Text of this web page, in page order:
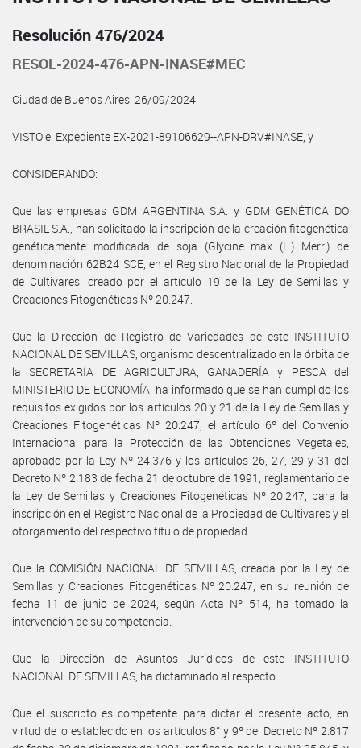
Resolución 476/2024
RESOL-2024-476-APN-INASE#MEC
Ciudad de Buenos Aires, 26/09/2024
VISTO el Expediente EX-2021-89106629--APN-DRV#INASE, y
CONSIDERANDO:
Que las empresas GDM ARGENTINA S.A. y GDM GENÉTICA DO
BRASIL S.A., han solicitado la inscripción de la creación fitogenética
genéticamente modificada de soja (Glycine max (L.) Merr.) de
denominación 62B24 SCE, en el Registro Nacional de la Propiedad
de Cultivares, creado por el artículo 19 de la Ley de Semillas y
Creaciones Fitogenéticas Nº 20.247.
Que la Dirección de Registro de Variedades de este INSTITUTO
NACIONAL DE SEMILLAS, organismo descentralizado en la órbita de
la SECRETARÍA DE AGRICULTURA, GANADERÍA y PESCA del
MINISTERIO DE ECONOMÍA, ha informado que se han cumplido los
requisitos exigidos por los artículos 20 y 21 de la Ley de Semillas y
Creaciones Fitogenéticas Nº 20.247, el artículo 6º del Convenio
Internacional para la Protección de las Obtenciones Vegetales,
aprobado por la Ley Nº 24.376 y los artículos 26, 27, 29 y 31 del
Decreto Nº 2.183 de fecha 21 de octubre de 1991, reglamentario de
la Ley de Semillas y Creaciones Fitogenéticas Nº 20.247, para la
inscripción en el Registro Nacional de la Propiedad de Cultivares y el
otorgamiento del respectivo título de propiedad.
Que la COMISIÓN NACIONAL DE SEMILLAS, creada por la Ley de
Semillas y Creaciones Fitogenéticas Nº 20.247, en su reunión de
fecha 11 de junio de 2024, según Acta Nº 514, ha tomado la
intervención de su competencia.
Que la Dirección de Asuntos Jurídicos de este INSTITUTO
NACIONAL DE SEMILLAS, ha dictaminado al respecto.
Que el suscripto es competente para dictar el presente acto, en
virtud de lo establecido en los artículos 8° y 9º del Decreto Nº 2.817